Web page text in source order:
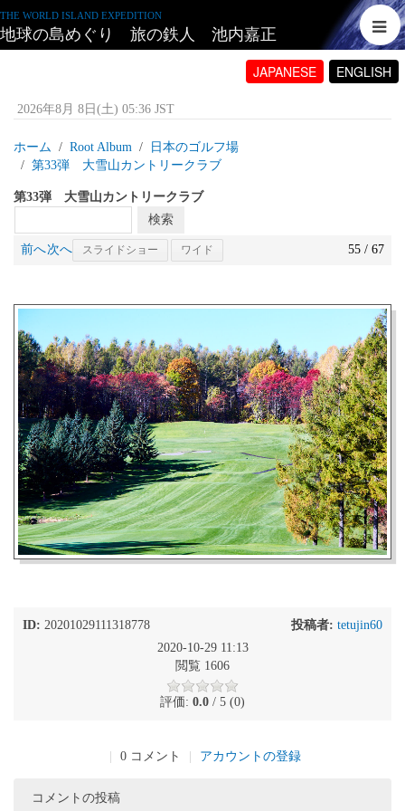
THE WORLD ISLAND EXPEDITION
地球の島めぐり 旅の鉄人 池内嘉正
JAPANESE ENGLISH
2026年8月 8日(土) 05:36 JST
ホーム Root Album
日本のゴルフ場
第33弾 大雪山カントリークラブ
第33弾 大雪山カントリークラブ
前へ次へ スライドショー ワイド 55 / 67
ID: 20201029111318778 投稿者: tetujin60
2020-10-29 11:13
閲覧 1606
評価: 0.0 / 5 (0)
0 コメント アカウントの登録
コメントの投稿